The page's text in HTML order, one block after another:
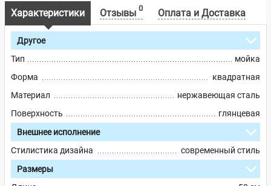
Характеристики Отзывы 0 Оплата и Доставка
Другое
Тип
мойка
Форма
квадратная
Материал
нержавеющая сталь
Поверхность
глянцевая
Внешнее исполнение
Стилистика дизайна
современный стиль
Размеры